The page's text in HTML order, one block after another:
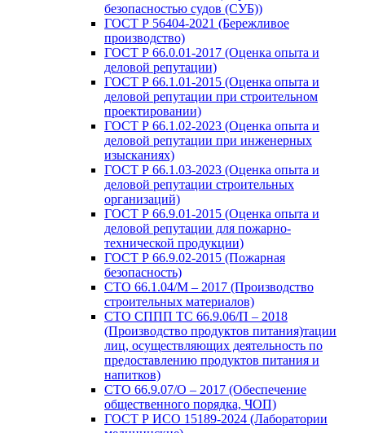
безопасностью судов (СУБ))
ГОСТ Р 56404-2021 (Бережливое
производство)
ГОСТ Р 66.0.01-2017 (Оценка опыта и
деловой репутации)
ГОСТ Р 66.1.01-2015 (Оценка опыта и
деловой репутации при строительном
проектировании)
ГОСТ Р 66.1.02-2023 (Оценка опыта и
деловой репутации при инженерных
изысканиях)
ГОСТ Р 66.1.03-2023 (Оценка опыта и
деловой репутации строительных
организаций)
ГОСТ Р 66.9.01-2015 (Оценка опыта и
деловой репутации для пожарно-
технической продукции)
ГОСТ Р 66.9.02-2015 (Пожарная
безопасность)
СТО 66.1.04/М – 2017 (Производство
строительных материалов)
СТО СППП ТС 66.9.06/П – 2018
(Производство продуктов питания)тации
лиц, осуществляющих деятельность по
предоставлению продуктов питания и
напитков)
СТО 66.9.07/О – 2017 (Обеспечение
общественного порядка, ЧОП)
ГОСТ Р ИСО 15189-2024 (Лаборатории